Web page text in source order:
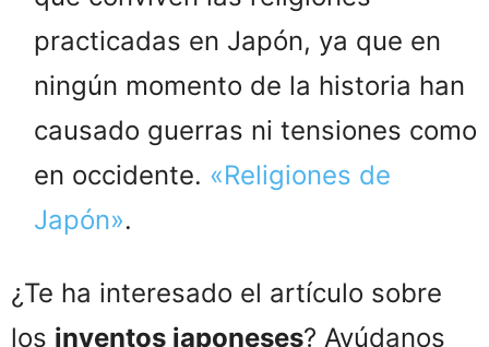
practicadas en Japón, ya que en
ningún momento de la historia han
causado guerras ni tensiones como
en occidente. «Religiones de
Japón».
¿Te ha interesado el artículo sobre
los inventos japoneses? Ayúdanos